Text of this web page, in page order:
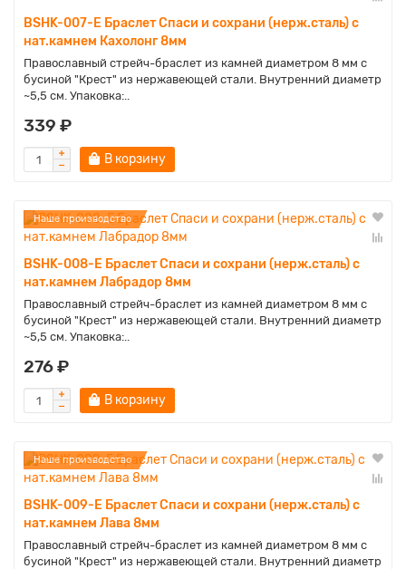
BSHK-007-E Браслет Спаси и сохрани (нерж.сталь) с
нат.камнем Кахолонг 8мм
Православный стрейч-браслет из камней диаметром 8 мм с
бусиной "Крест" из нержавеющей стали. Внутренний диаметр
~5,5 см. Упаковка:..
339 ₽
В корзину
Наше производство
BSHK-008-E Браслет Спаси и сохрани (нерж.сталь) с
нат.камнем Лабрадор 8мм
Православный стрейч-браслет из камней диаметром 8 мм с
бусиной "Крест" из нержавеющей стали. Внутренний диаметр
~5,5 см. Упаковка:..
276 ₽
В корзину
Наше производство
BSHK-009-E Браслет Спаси и сохрани (нерж.сталь) с
нат.камнем Лава 8мм
Православный стрейч-браслет из камней диаметром 8 мм с
бусиной "Крест" из нержавеющей стали. Внутренний диаметр